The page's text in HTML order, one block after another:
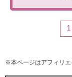
1
※本ページはアフィリ